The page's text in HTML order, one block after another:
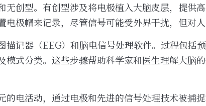
无创型。有创型涉及将电极植入大脑皮层，提供
极帽来记录，尽管信号可能受外界干扰，但对人
描记器（EEG）和脑电信号处理软件。过程包括
模式分类。这些步骤帮助科学家和医生理解大脑
的电活动，通过电极和先进的信号处理技术被捕